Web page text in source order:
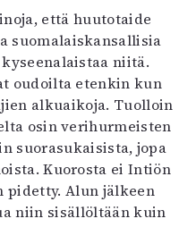
että huutotaide
suomalaiskansallisia
niitä.
oudoilta etenkin kun
alkuaikoja. Tuolloin
osin verihurmeisten
suorasukaisista, jopa
Kuorosta ei Intiön
pidetty. Alun jälkeen
niin sisällöltään kuin